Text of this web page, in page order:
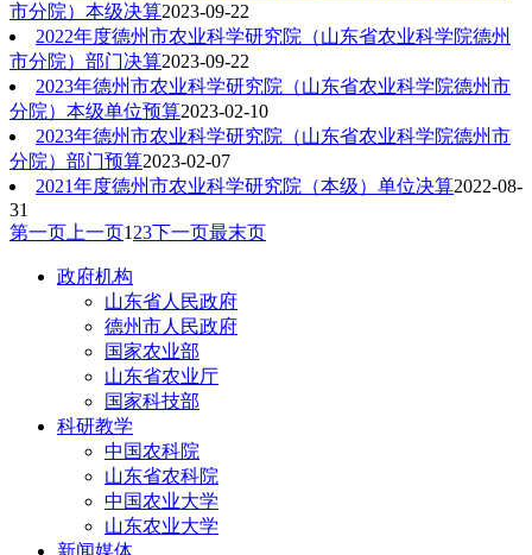
市分院）本级决算2023-09-22
2022年度德州市农业科学研究院（山东省农业科学院德州
市分院）部门决算2023-09-22
2023年德州市农业科学研究院（山东省农业科学院德州市
分院）本级单位预算2023-02-10
2023年德州市农业科学研究院（山东省农业科学院德州市
分院）部门预算2023-02-07
2021年度德州市农业科学研究院（本级）单位决算2022-08-
31
第一页 上一页1 23下一页最末页
政府机构
山东省人民政府
德州市人民政府
国家农业部
山东省农业厅
国家科技部
科研教学
中国农科院
山东省农科院
中国农业大学
山东农业大学